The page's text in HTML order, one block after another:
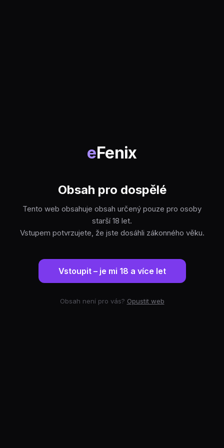
eFenix
Obsah pro dospělé
Tento web obsahuje obsah určený pouze pro osoby
starší 18 let.
Vstupem potvrzujete, že jste dosáhli zákonného věku.
Vstoupit – je mi 18 a více let
Obsah není pro vás? Opustit web